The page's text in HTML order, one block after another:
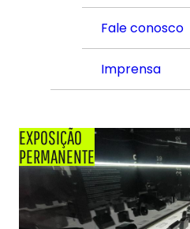
Fale conosco
Imprensa
EXPOSIÇÃO
PERMANENTE